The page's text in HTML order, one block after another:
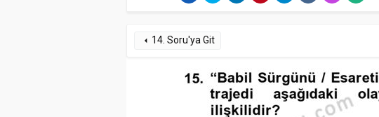
arrow_left 14. Soru'ya Git